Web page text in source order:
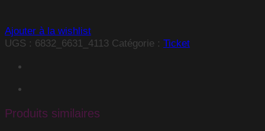
Ajouter à la wishlist
UGS : 6832_6631_4113 Catégorie : Ticket
Produits similaires